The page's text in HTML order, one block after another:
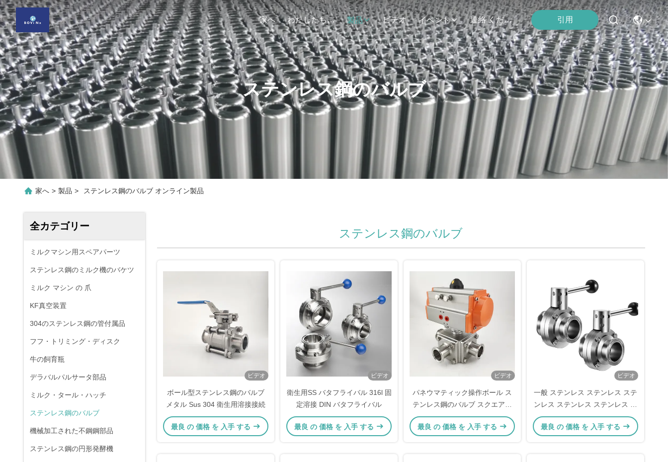
家へ わたしたち に つい て 製品 ビデオ イベント 連絡 ください 引用
ステンレス鋼のバルブ
家へ > 製品 > ステンレス鋼のバルブ オンライン製品
全カテゴリー
ミルクマシン用スペアパーツ
ステンレス鋼のミルク機のバケツ
ミルク マシン の 爪
KF真空装置
304のステンレス鋼の管付属品
フフ・トリミング・ディスク
牛の飼育瓶
デラバルパルサータ部品
ミルク・タール・ハッチ
ステンレス鋼のバルブ
機械加工された不鋼鋼部品
ステンレス鋼の円形発酵機
ステンレス鋼のバルブ
ビデオ
ボール型ステンレス鋼のバルブ
メタル Sus 304 衛生用溶接接続
最良 の 価格 を 入手 する
ビデオ
衛生用SS バタフライバル 316l 固
定溶接 DIN バタフライバル
最良 の 価格 を 入手 する
ビデオ
パネウマティック操作ボール ス
テンレス鋼のバルブ スクエアク
ランプ接続
最良 の 価格 を 入手 する
ビデオ
一般 ステンレス ステンレス ステ
ンレス ステンレス ステンレス ス
テンレス ステンレス
最良 の 価格 を 入手 する